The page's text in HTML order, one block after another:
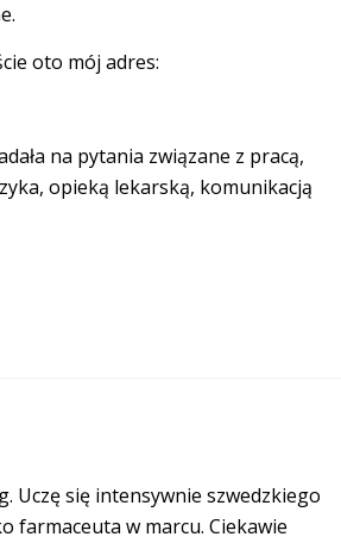
oto mój adres:
na pytania związane z pracą,
opieką lekarską, komunikacją
Uczę się intensywnie szwedzkiego
farmaceuta w marcu. Ciekawie